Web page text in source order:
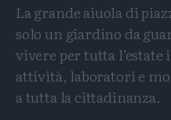
La grande aiuola di
solo un giardino da
vivere per tutta
attività, laboratori e
a tutta la cittadinanza.